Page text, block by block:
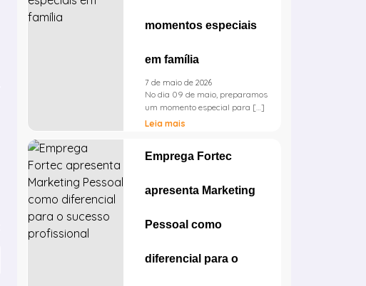
momentos especiais
em família
7 de maio de 2026
No dia 09 de maio, preparamos
um momento especial para […]
Leia mais
Emprega Fortec
apresenta Marketing
Pessoal como
diferencial para o